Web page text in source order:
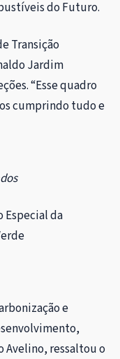
do Futuro.
Transição
Jardim
“Esse quadro
cumprindo tudo e
Especial da
e
Avelino, ressaltou o